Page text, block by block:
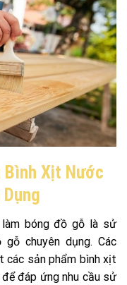
Bình Xịt Nước
làm bóng đồ gỗ là sử
chuyên dụng. Các
các sản phẩm bình xịt
đáp ứng nhu cầu sử